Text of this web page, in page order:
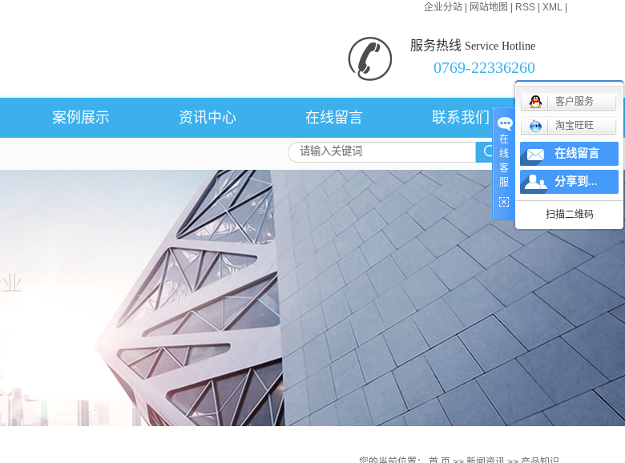
企业分站 网站地图 RSS XML
服务热线 Service Hotline
0769-22336260
案例展示 资讯中心
行业新闻
技术知识
产品知识
在线留言 联系我们
在
线
客
服
客户服务
淘宝旺旺
在线留言
分享到...
扫描二维码